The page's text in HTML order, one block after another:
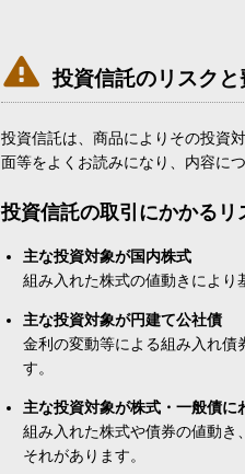
 投資信託のリスク
投資信託は、商品によりその投資
面等をよくお読みになり、内容に
投資信託の取引にかかるリ
主な投資対象が国内株式
組み入れた株式の値動きによ
主な投資対象が円建て公社債
金利の変動等による組み入れ
す。
主な投資対象が株式・一般債
組み入れた株式や債券の値動
それがあります。